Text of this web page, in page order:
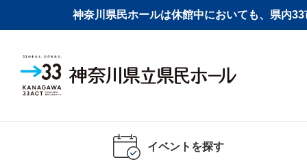
神奈川県民ホールは休館中においても、県内
イベントを探す